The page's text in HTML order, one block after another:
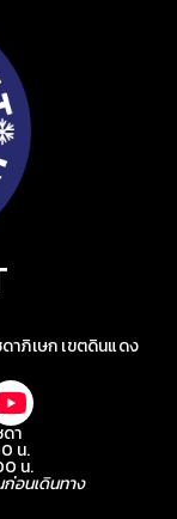
าภิเษก เขตดินแดง
า
น.
น.
อนเดินทาง